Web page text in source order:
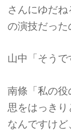
さんにゆだ
の演技だった
山中「そうで
南條「私の
思をはっき
なんですけ